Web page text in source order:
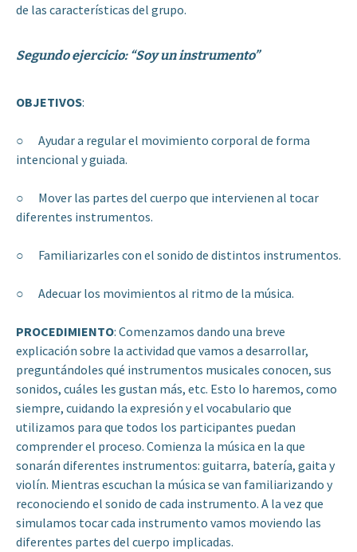
de las características del grupo.
Segundo ejercicio: “Soy un instrumento”
OBJETIVOS:
○ Ayudar a regular el movimiento corporal de forma
intencional y guiada.
○ Mover las partes del cuerpo que intervienen al tocar
diferentes instrumentos.
○ Familiarizarles con el sonido de distintos instrumentos.
○ Adecuar los movimientos al ritmo de la música.
PROCEDIMIENTO: Comenzamos dando una breve
explicación sobre la actividad que vamos a desarrollar,
preguntándoles qué instrumentos musicales conocen, sus
sonidos, cuáles les gustan más, etc. Esto lo haremos, como
siempre, cuidando la expresión y el vocabulario que
utilizamos para que todos los participantes puedan
comprender el proceso. Comienza la música en la que
sonarán diferentes instrumentos: guitarra, batería, gaita y
violín. Mientras escuchan la música se van familiarizando y
reconociendo el sonido de cada instrumento. A la vez que
simulamos tocar cada instrumento vamos moviendo las
diferentes partes del cuerpo implicadas.